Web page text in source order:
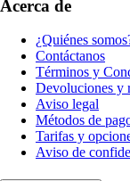
Acerca de
¿Quiénes
Contáctanos
Términos y
Devoluciones y
Aviso legal
Métodos de
Tarifas y
Aviso de